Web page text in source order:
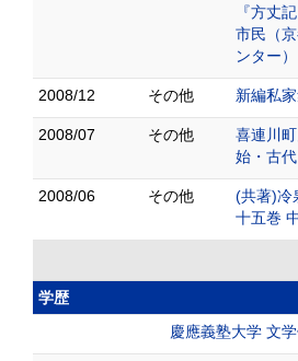
『方丈
市民（
ンター
2008/12 その他 新編私
2008/07 その他
喜連川
始・古
2008/06 その他
(共著)冷
十五巻
学歴
慶應義塾大学 文